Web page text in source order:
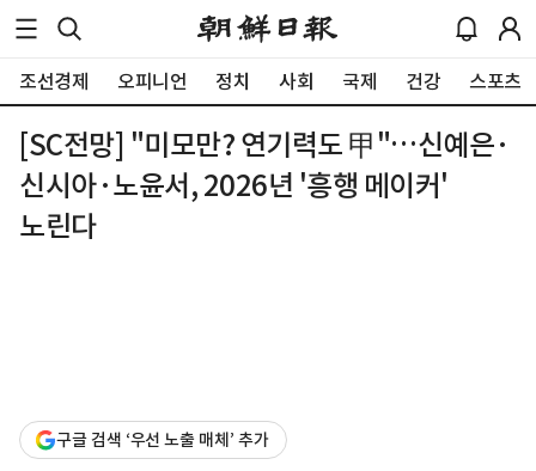
조선경제 오피니언 정치 사회 국제 건강 스포츠
[SC전망] "미모만? 연기력도 甲"…신예은·
신시아·노윤서, 2026년 '흥행 메이커'
노린다
구글 검색 ‘우선 노출 매체’ 추가